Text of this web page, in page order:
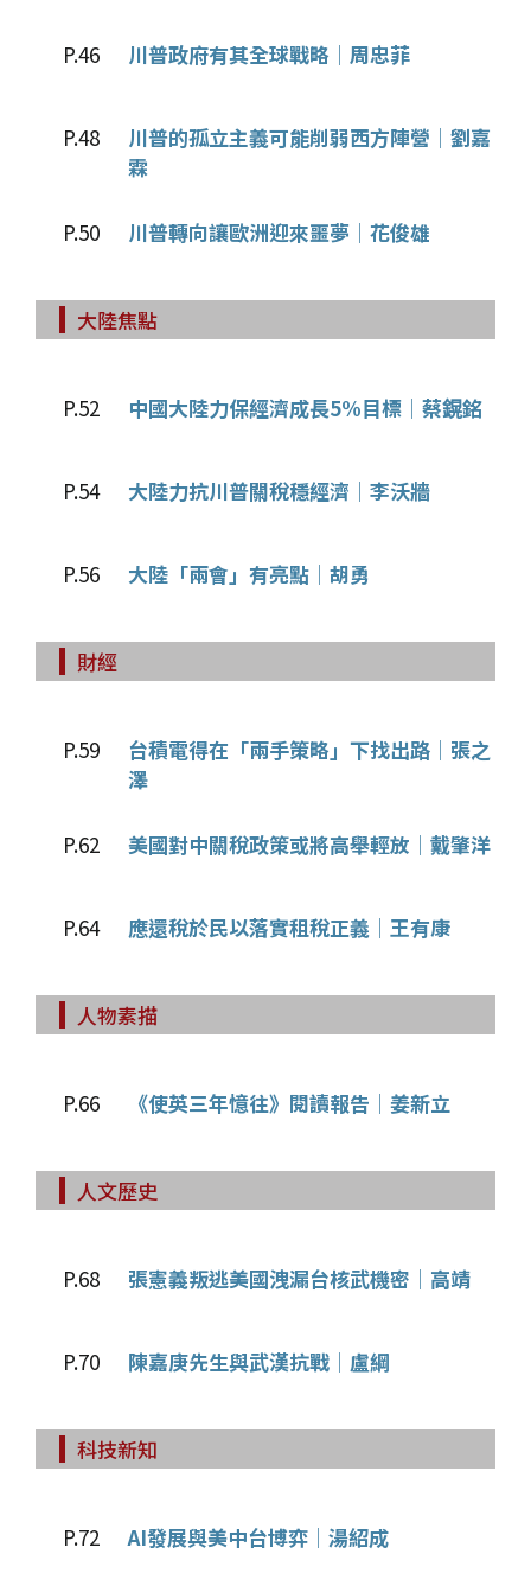
P.46 川普政府有其全球戰略│周忠菲
P.48
川普的孤立主義可能削弱西方陣營│劉嘉
霖
P.50 川普轉向讓歐洲迎來噩夢│花俊雄
大陸焦點
P.52 中國大陸力保經濟成長5%目標│蔡鎤銘
P.54 大陸力抗川普關稅穩經濟│李沃牆
P.56 大陸「兩會」有亮點│胡勇
財經
P.59
台積電得在「兩手策略」下找出路│張之
澤
P.62 美國對中關稅政策或將高舉輕放│戴肇洋
P.64 應還稅於民以落實租稅正義│王有康
人物素描
P.66 《使英三年憶往》閱讀報告│姜新立
人文歷史
P.68 張憲義叛逃美國洩漏台核武機密│高靖
P.70 陳嘉庚先生與武漢抗戰│盧綱
科技新知
P.72 AI發展與美中台博弈│湯紹成